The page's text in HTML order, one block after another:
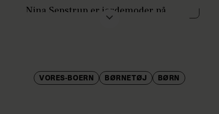
Nina Sepstrup er jordemoder på
eller fødsel, så skriv til
VORES-BOERN BØRNETØJ BØRN